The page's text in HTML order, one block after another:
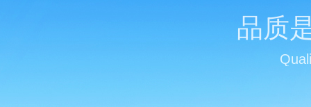
品质